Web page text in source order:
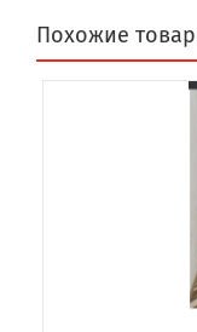
Похожие